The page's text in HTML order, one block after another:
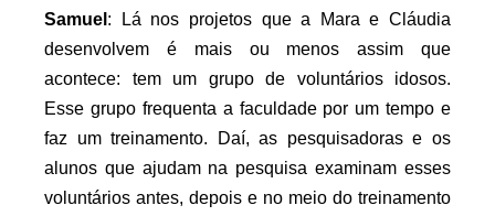
Samuel : Lá nos projetos que a Mara e Cláudia
desenvolvem é mais ou menos assim que
acontece: tem um grupo de voluntários idosos.
Esse grupo frequenta a faculdade por um tempo e
faz um treinamento. Daí, as pesquisadoras e os
alunos que ajudam na pesquisa examinam esses
voluntários antes, depois e no meio do treinamento